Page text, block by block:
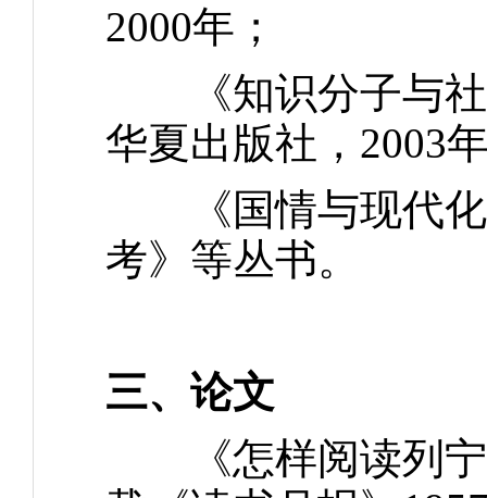
2000年；
《知识分子与社
华夏出版社，2003
《国情与现代化
考》等丛书。
三、论文
《怎样阅读列宁